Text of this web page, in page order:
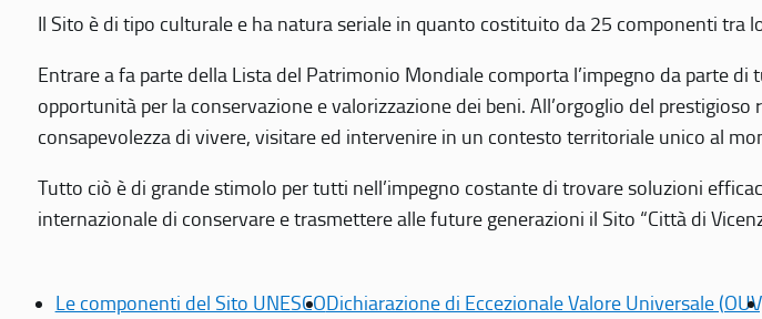
Il Sito è di tipo culturale e ha natura seriale in quanto costituito da 25 componenti tra
Entrare a fa parte della Lista del Patrimonio Mondiale comporta l’impegno da parte
opportunità per la conservazione e valorizzazione dei beni. All’orgoglio del
consapevolezza di vivere, visitare ed intervenire in un contesto territoriale unico al
Tutto ciò è di grande stimolo per tutti nell’impegno costante di trovare soluzioni
internazionale di conservare e trasmettere alle future generazioni il Sito “Città di
Le componenti del Sito UNESCODichiarazione di Eccezionale Valore Universale